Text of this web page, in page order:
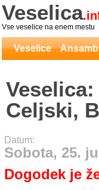
Veselica
Vse veselice na enem mestu
Veselice
Celjski,
Datum:
Sobota, 25.
Dogodek je